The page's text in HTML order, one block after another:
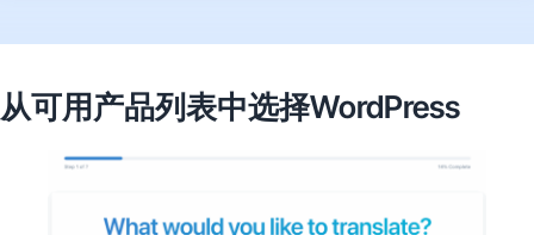
从可用产品列表中选择WordPress